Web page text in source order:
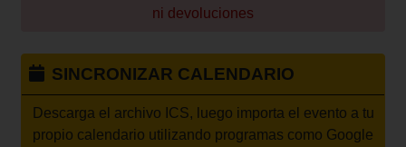
ni devoluciones
SINCRONIZAR CALENDARIO
Descarga el archivo ICS, luego importa el evento a tu
propio calendario utilizando programas como Google